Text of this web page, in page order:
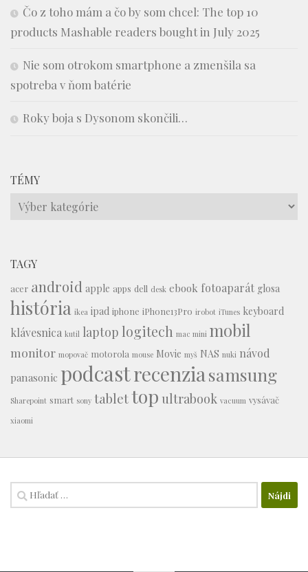
Čo z toho mám a čo by som chcel: The top 10
products Mashable readers bought in July 2025
Nie som otrokom smartphone a zmenšila sa
spotreba v ňom batérie
Roky boja s Dysonom skončili…
TÉMY
Témy
TAGY
acer android apple apps dell desk ebook fotoaparát glosa
história ikea ipad iphone iPhone13Pro irobot iTunes keyboard
klávesnica kutil laptop logitech mac mini mobil
monitor mopovač motorola mouse Movie myš NAS nuki návod
panasonic podcastrecenziasamsung
Sharepoint smart sony tablettop ultrabook vacuum vysávač
xiaomi
Hľadať: